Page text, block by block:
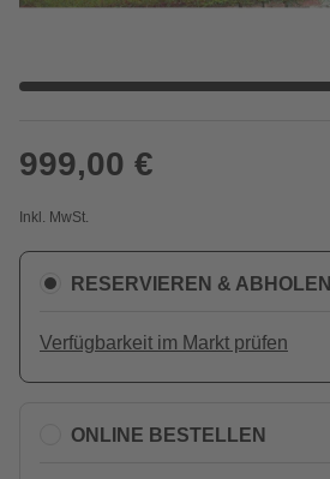
999,00 €
Inkl. MwSt.
RESERVIEREN & ABHOLEN
Verfügbarkeit im Markt prüfen
ONLINE BESTELLEN